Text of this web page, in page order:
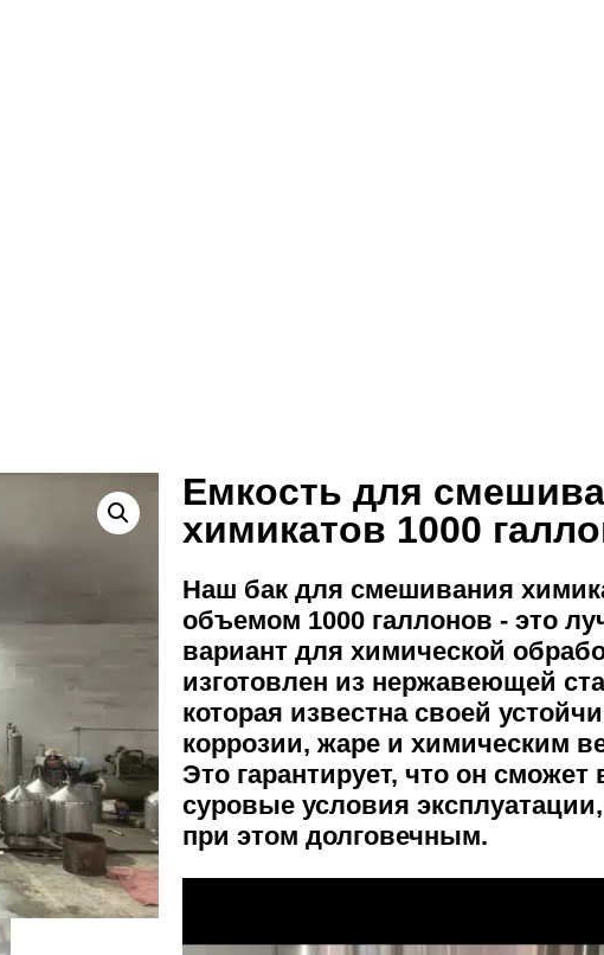
Емкость для
химикатов 1000
Наш бак для смешивания
объемом 1000 галлонов - это
вариант для химической
изготовлен из нержавеющей
которая известна своей
коррозии, жаре и химическим
Это гарантирует, что он
суровые условия
при этом долговечным.